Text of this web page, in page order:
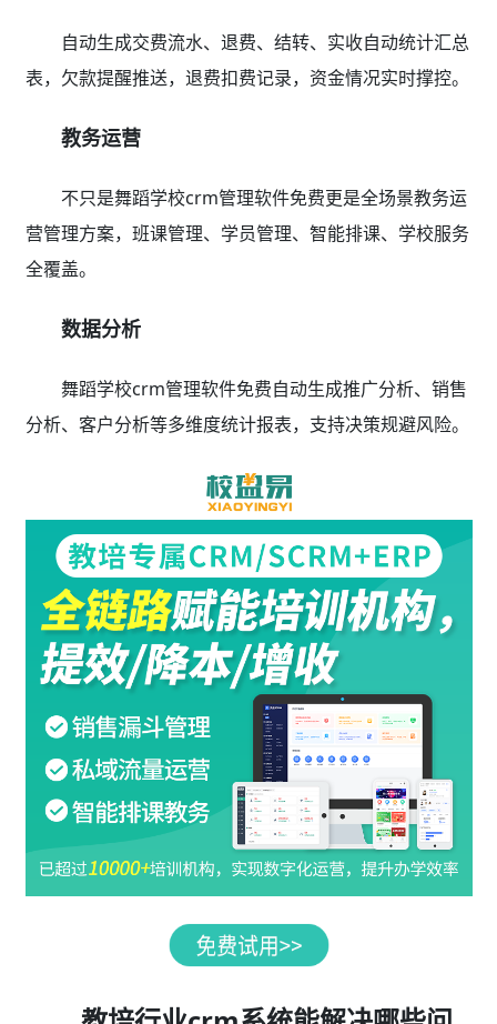
自动生成交费流水、退费、结转、实收自动统计汇总
表，欠款提醒推送，退费扣费记录，资金情况实时撑控。
教务运营
不只是舞蹈学校crm管理软件免费更是全场景教务运
营管理方案，班课管理、学员管理、智能排课、学校服务
全覆盖。
数据分析
舞蹈学校crm管理软件免费自动生成推广分析、销售
分析、客户分析等多维度统计报表，支持决策规避风险。